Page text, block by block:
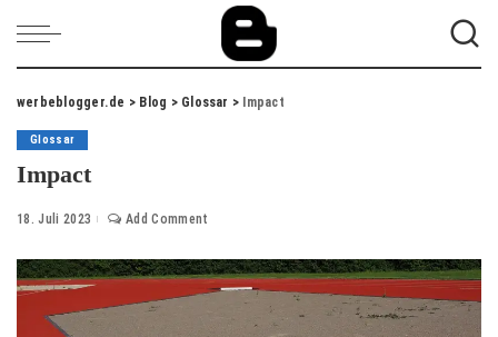
werbeblogger.de > Blog > Glossar > Impact
Glossar
Impact
18. Juli 2023 Add Comment